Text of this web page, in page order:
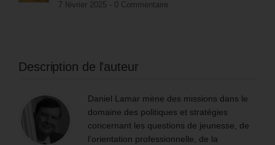
7 février 2025 - 0 Commentaire
Description de l'auteur
Daniel Lamar mène des missions dans le
domaine des politiques et stratégies
concernant les questions de jeunesse, de
l’orientation professionnelle, de la